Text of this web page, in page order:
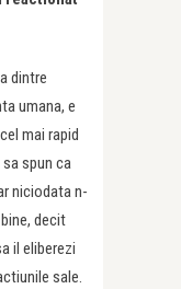
dintre
umana, e
mai rapid
spun ca
niciodata n-
decit
il eliberezi
sale.